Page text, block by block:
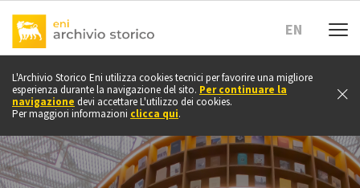
vai
inizio
pagina
L'Archivio Storico Eni utilizza cookies tecnici per favorire una migliore
esperienza durante la navigazione del sito. Per continuare la
navigazione devi accettare L'utilizzo dei cookies.
Per maggiori informazioni clicca qui.
EN